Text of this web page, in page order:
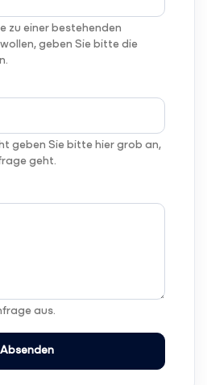
zu einer bestehenden
geben Sie bitte die
geben Sie bitte hier grob an,
geht.
aus.